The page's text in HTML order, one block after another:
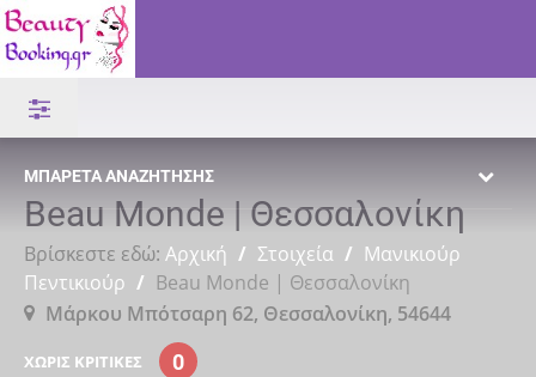
ΜΠΑΡΈΤΑ ΑΝΑΖΉΤΗΣΗΣ
Beau Monde | Θεσσαλονίκη
Βρίσκεστε εδώ: Αρχική / Στοιχεία / Μανικιούρ
Πεντικιούρ / Beau Monde | Θεσσαλονίκη
Μάρκου Μπότσαρη 62, Θεσσαλονίκη, 54644
ΧΩΡΊΣ ΚΡΙΤΙΚΈΣ 0